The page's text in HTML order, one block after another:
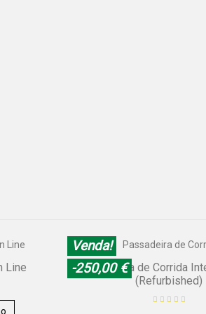
Line
Venda!
-250,00 €
Passadeira de Corrida
(Refurbished)